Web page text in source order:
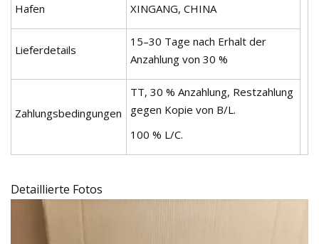
Hafen XINGANG, CHINA
Lieferdetails
15–30 Tage nach Erhalt der
Anzahlung von 30 %
Zahlungsbedingungen
TT, 30 % Anzahlung, Restzahlung
gegen Kopie von B/L.
100 % L/C.
Detaillierte Fotos